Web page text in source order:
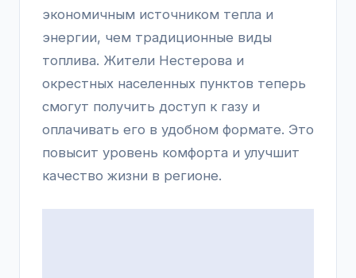
экономичным источником тепла и
энергии, чем традиционные виды
топлива. Жители Нестерова и
окрестных населенных пунктов теперь
смогут получить доступ к газу и
оплачивать его в удобном формате. Это
повысит уровень комфорта и улучшит
качество жизни в регионе.